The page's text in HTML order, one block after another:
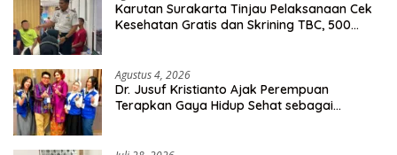
Karutan Surakarta Tinjau Pelaksanaan Cek
Kesehatan Gratis dan Skrining TBC, 500
Agustus 4, 2026
Dr. Jusuf Kristianto Ajak Perempuan
Terapkan Gaya Hidup Sehat sebagai